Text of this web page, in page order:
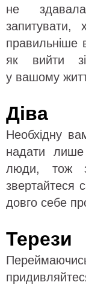
не
правильніше
як вийти
у вашому
Діва
Необхідну
надати
люди, тож
звертайтеся
довго себе
Терези